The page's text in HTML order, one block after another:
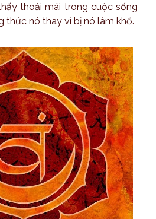
thoải mái trong cuộc sống
thức nó thay vì bị nó làm khổ.